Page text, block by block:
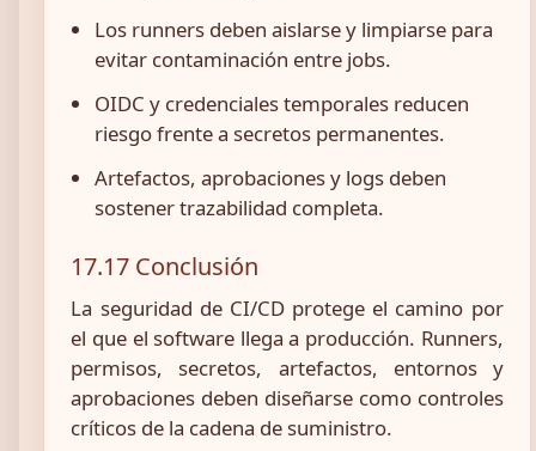
Los runners deben aislarse y limpiarse para
evitar contaminación entre jobs.
OIDC y credenciales temporales reducen
riesgo frente a secretos permanentes.
Artefactos, aprobaciones y logs deben
sostener trazabilidad completa.
17.17 Conclusión
La seguridad de CI/CD protege el camino por
el que el software llega a producción. Runners,
permisos, secretos, artefactos, entornos y
aprobaciones deben diseñarse como controles
críticos de la cadena de suministro.